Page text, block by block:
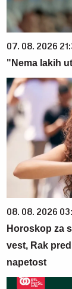
07. 08. 2026
"Nema lakih
08. 08. 2026
Horoskop za
vest, Rak
napetost